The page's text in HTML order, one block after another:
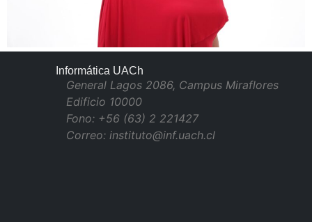
Informática UACh
General Lagos 2086, Campus Miraflores
Edificio 10000
Fono: +56 (63) 2 221427
Correo: instituto@inf.uach.cl